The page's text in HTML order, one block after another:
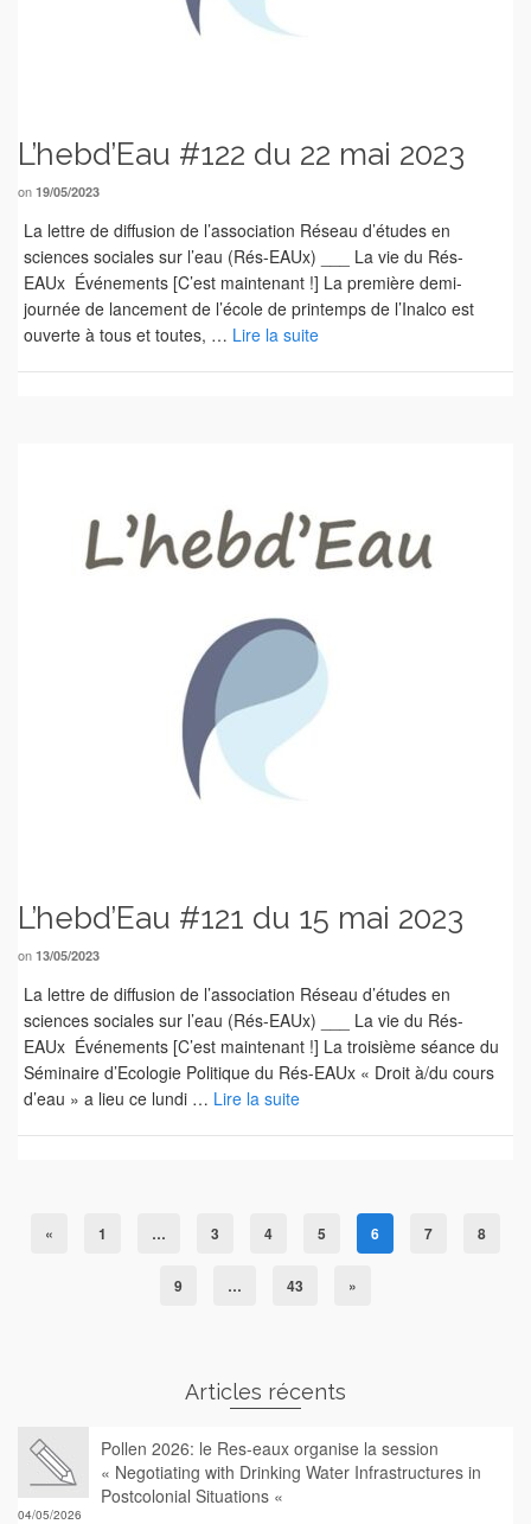
L’hebd’Eau #122 du 22 mai 2023
on 19/05/2023
La lettre de diffusion de l’association Réseau d’études en
sciences sociales sur l’eau (Rés-EAUx) ___ La vie du Rés-
EAUx Événements [C’est maintenant !] La première demi-
journée de lancement de l’école de printemps de l’Inalco est
ouverte à tous et toutes, … Lire la suite
L’hebd’Eau #121 du 15 mai 2023
on 13/05/2023
La lettre de diffusion de l’association Réseau d’études en
sciences sociales sur l’eau (Rés-EAUx) ___ La vie du Rés-
EAUx Événements [C’est maintenant !] La troisième séance du
Séminaire d’Ecologie Politique du Rés-EAUx « Droit à/du cours
d’eau » a lieu ce lundi … Lire la suite
« 1 … 3 4 5 6 7 8
9 … 43 »
Articles récents
Pollen 2026: le Res-eaux organise la session
« Negotiating with Drinking Water Infrastructures in
Postcolonial Situations «
04/05/2026